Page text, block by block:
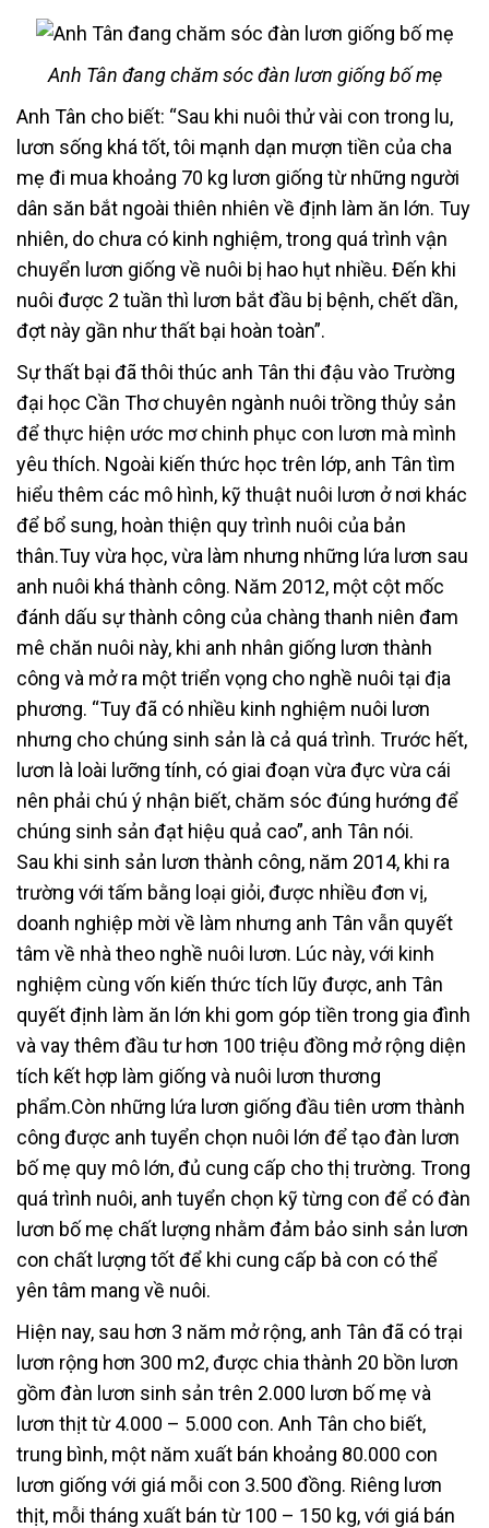
Anh Tân đang chăm sóc đàn lươn giống bố mẹ
Anh Tân cho biết: “Sau khi nuôi thử vài con trong lu,
lươn sống khá tốt, tôi mạnh dạn mượn tiền của cha
mẹ đi mua khoảng 70 kg lươn giống từ những người
dân săn bắt ngoài thiên nhiên về định làm ăn lớn. Tuy
nhiên, do chưa có kinh nghiệm, trong quá trình vận
chuyển lươn giống về nuôi bị hao hụt nhiều. Đến khi
nuôi được 2 tuần thì lươn bắt đầu bị bệnh, chết dần,
đợt này gần như thất bại hoàn toàn”.
Sự thất bại đã thôi thúc anh Tân thi đậu vào Trường
đại học Cần Thơ chuyên ngành nuôi trồng thủy sản
để thực hiện ước mơ chinh phục con lươn mà mình
yêu thích. Ngoài kiến thức học trên lớp, anh Tân tìm
hiểu thêm các mô hình, kỹ thuật nuôi lươn ở nơi khác
để bổ sung, hoàn thiện quy trình nuôi của bản
thân.Tuy vừa học, vừa làm nhưng những lứa lươn sau
anh nuôi khá thành công. Năm 2012, một cột mốc
đánh dấu sự thành công của chàng thanh niên đam
mê chăn nuôi này, khi anh nhân giống lươn thành
công và mở ra một triển vọng cho nghề nuôi tại địa
phương. “Tuy đã có nhiều kinh nghiệm nuôi lươn
nhưng cho chúng sinh sản là cả quá trình. Trước hết,
lươn là loài lưỡng tính, có giai đoạn vừa đực vừa cái
nên phải chú ý nhận biết, chăm sóc đúng hướng để
chúng sinh sản đạt hiệu quả cao”, anh Tân nói.
Sau khi sinh sản lươn thành công, năm 2014, khi ra
trường với tấm bằng loại giỏi, được nhiều đơn vị,
doanh nghiệp mời về làm nhưng anh Tân vẫn quyết
tâm về nhà theo nghề nuôi lươn. Lúc này, với kinh
nghiệm cùng vốn kiến thức tích lũy được, anh Tân
quyết định làm ăn lớn khi gom góp tiền trong gia đình
và vay thêm đầu tư hơn 100 triệu đồng mở rộng diện
tích kết hợp làm giống và nuôi lươn thương
phẩm.Còn những lứa lươn giống đầu tiên ươm thành
công được anh tuyển chọn nuôi lớn để tạo đàn lươn
bố mẹ quy mô lớn, đủ cung cấp cho thị trường. Trong
quá trình nuôi, anh tuyển chọn kỹ từng con để có đàn
lươn bố mẹ chất lượng nhằm đảm bảo sinh sản lươn
con chất lượng tốt để khi cung cấp bà con có thể
yên tâm mang về nuôi.
Hiện nay, sau hơn 3 năm mở rộng, anh Tân đã có trại
lươn rộng hơn 300 m2, được chia thành 20 bồn lươn
gồm đàn lươn sinh sản trên 2.000 lươn bố mẹ và
lươn thịt từ 4.000 – 5.000 con. Anh Tân cho biết,
trung bình, một năm xuất bán khoảng 80.000 con
lươn giống với giá mỗi con 3.500 đồng. Riêng lươn
thịt, mỗi tháng xuất bán từ 100 – 150 kg, với giá bán